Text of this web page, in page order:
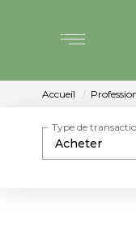
Accueil
Acheter
Type de